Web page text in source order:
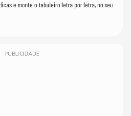
e monte o tabuleiro letra por letra, no seu
PUBLICIDADE